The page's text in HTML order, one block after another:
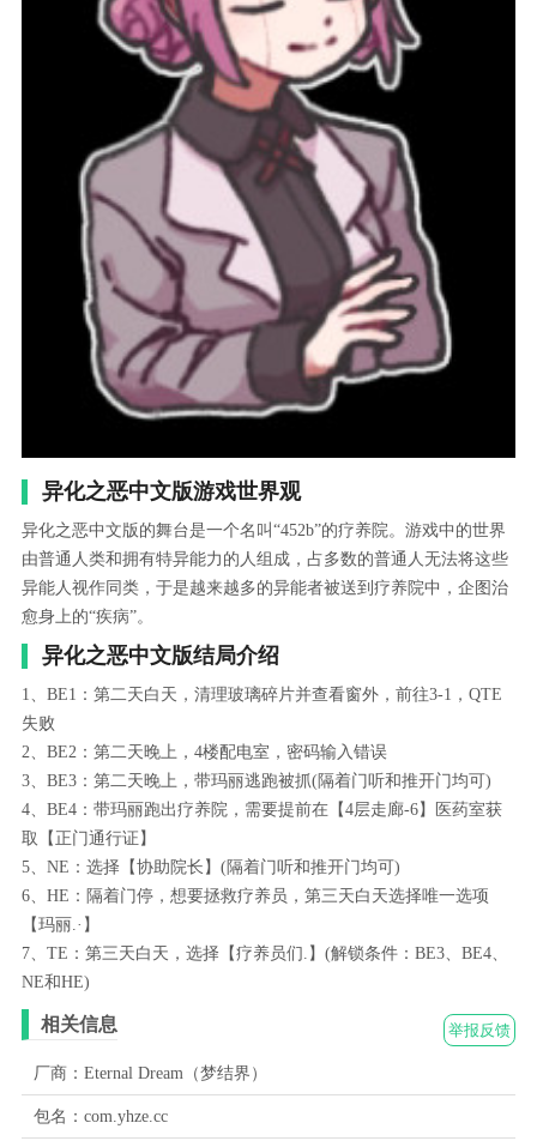
异化之恶中文版游戏世界观
异化之恶中文版的舞台是一个名叫“452b”的疗养院。游戏中的世界
由普通人类和拥有特异能力的人组成，占多数的普通人无法将这些
异能人视作同类，于是越来越多的异能者被送到疗养院中，企图治
愈身上的“疾病”。
异化之恶中文版结局介绍
1、BE1：第二天白天，清理玻璃碎片并查看窗外，前往3-1，QTE
失败
2、BE2：第二天晚上，4楼配电室，密码输入错误
3、BE3：第二天晚上，带玛丽逃跑被抓(隔着门听和推开门均可)
4、BE4：带玛丽跑出疗养院，需要提前在【4层走廊-6】医药室获
取【正门通行证】
5、NE：选择【协助院长】(隔着门听和推开门均可)
6、HE：隔着门停，想要拯救疗养员，第三天白天选择唯一选项
【玛丽.·】
7、TE：第三天白天，选择【疗养员们.】(解锁条件：BE3、BE4、
NE和HE)
举报反馈
相关信息
厂商：Eternal Dream（梦结界）
包名：com.yhze.cc